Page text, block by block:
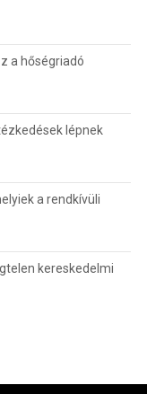
a hőségriadó
lépnek
a rendkívüli
kereskedelmi